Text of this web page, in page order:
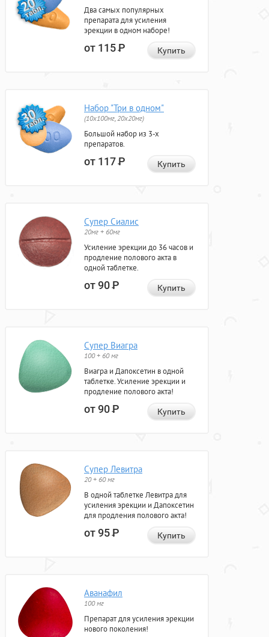
Два самых популярных
препарата для усиления
эрекции в одном наборе!
от 115Р Купить
Набор "Три в одном"
(10x100мг, 20x20мг)
Большой набор из 3-х
препаратов.
от 117Р Купить
Супер Сиалис
20мг + 60мг
Усиление эрекции до 36 часов и
продление полового акта в
одной таблетке.
от 90Р Купить
Супер Виагра
100 + 60 мг
Виагра и Дапоксетин в одной
таблетке. Усиление эрекции и
продление полового акта!
от 90Р Купить
Супер Левитра
20 + 60 мг
В одной таблетке Левитра для
усиления эрекции и Дапоксетин
для продления полового акта!
от 95Р Купить
Аванафил
100 мг
Препарат для усиления эрекции
нового поколения!